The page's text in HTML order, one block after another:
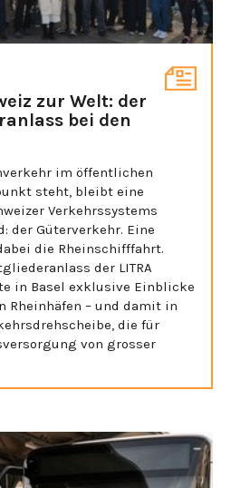
zur Welt: der
bei den
im öffentlichen
steht, bleibt eine
Verkehrssystems
der Güterverkehr. Eine
die Rheinschifffahrt.
der LITRA
in Basel exklusive Einblicke
Rheinhäfen – und damit in
die für
von grosser